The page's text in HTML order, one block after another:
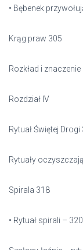
• Bębenek
Krąg praw 305
Rozkład i
Rozdział IV
Rytuał Świętej Drogi
Rytuały
Spirala 318
• Rytuał spirali – 320